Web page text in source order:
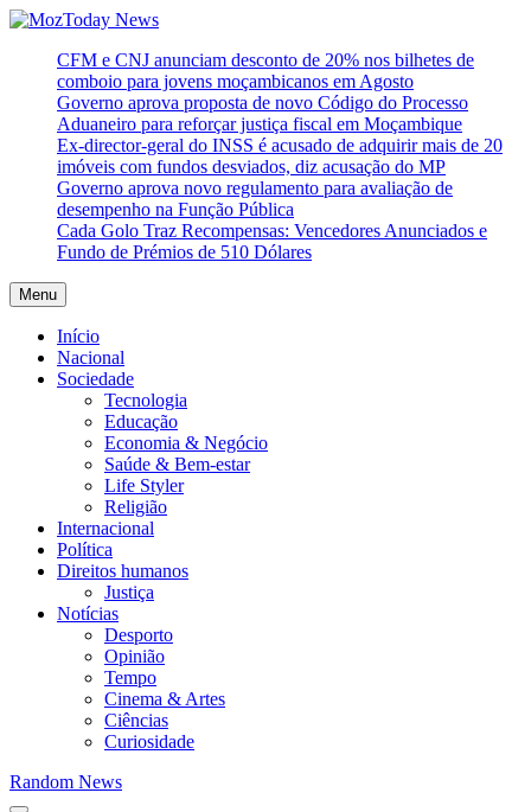
Skip
content
MozToday News
Onde a gente lê.
CFM e CNJ anunciam desconto de 20% nos bilhetes de
comboio para jovens moçambicanos em Agosto
Governo aprova proposta de novo Código do Processo
Aduaneiro para reforçar justiça fiscal em Moçambique
Ex-director-geral do INSS é acusado de adquirir mais de 20
imóveis com fundos desviados, diz acusação do MP
Governo aprova novo regulamento para avaliação de
desempenho na Função Pública
Cada Golo Traz Recompensas: Vencedores Anunciados e
Fundo de Prémios de 510 Dólares
Menu
Início
Nacional
Sociedade
Tecnologia
Educação
Economia & Negócio
Saúde & Bem-estar
Life Styler
Religião
Internacional
Política
Direitos humanos
Justiça
Notícias
Desporto
Opinião
Tempo
Cinema & Artes
Ciências
Curiosidade
Random News